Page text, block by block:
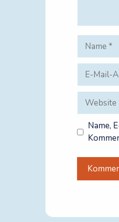
Name
Mail-
Adresse
Website
Name,
t